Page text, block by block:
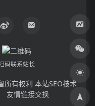
码联系站长
所有权利 本站SEO技术
友情链接交换